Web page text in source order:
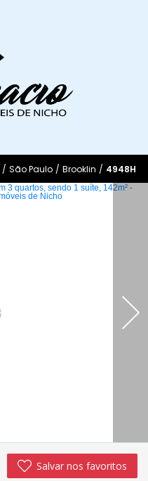
/ São Paulo / Brooklin / 4948H
Salvar nos favoritos